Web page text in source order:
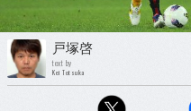
戸塚啓
text by
Kei Totsuka